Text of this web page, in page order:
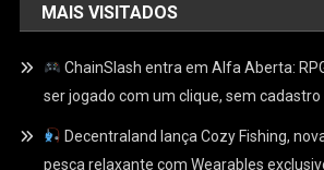
MAIS VISITADOS
ChainSlash entra em Alfa Aberta:
ser jogado com um clique, sem
Decentraland lança Cozy Fishing,
pesca relaxante com Wearables